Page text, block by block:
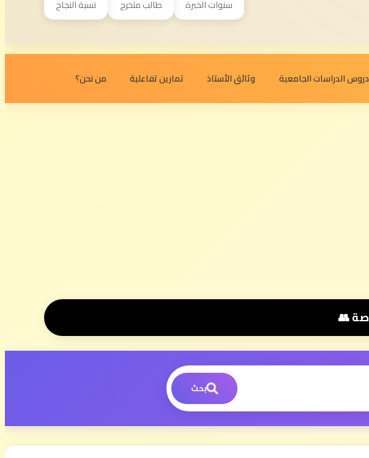
سنوات الخبرة طالب متخرج نسبة النجاح
دروس الدراسات الجامعية وثائق الأستاذ تمارين تفاعلية من نحن؟
بحث